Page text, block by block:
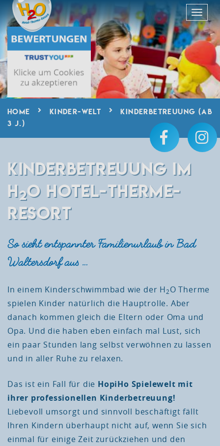
HOME KINDER-WELT
KINDERBETREUUNG (AB
3 J.)
KINDERBETREUUNG IM
H2O HOTEL-THERME-
RESORT
So sieht entspannter Familienurlaub in Bad
Waltersdorf aus …
In einem Kinderschwimmbad wie der H2O Therme
spielen Kinder natürlich die Hauptrolle. Aber
danach kommen gleich die Eltern oder Oma und
Opa. Und die haben eben einfach mal Lust, sich
ein paar Stunden lang selbst verwöhnen zu lassen
und in aller Ruhe zu relaxen.
Das ist ein Fall für die HopiHo Spielewelt mit
ihrer professionellen Kinderbetreuung!
Liebevoll umsorgt und sinnvoll beschäftigt fällt
Ihren Kindern überhaupt nicht auf, wenn Sie sich
einmal für einige Zeit zurückziehen und den